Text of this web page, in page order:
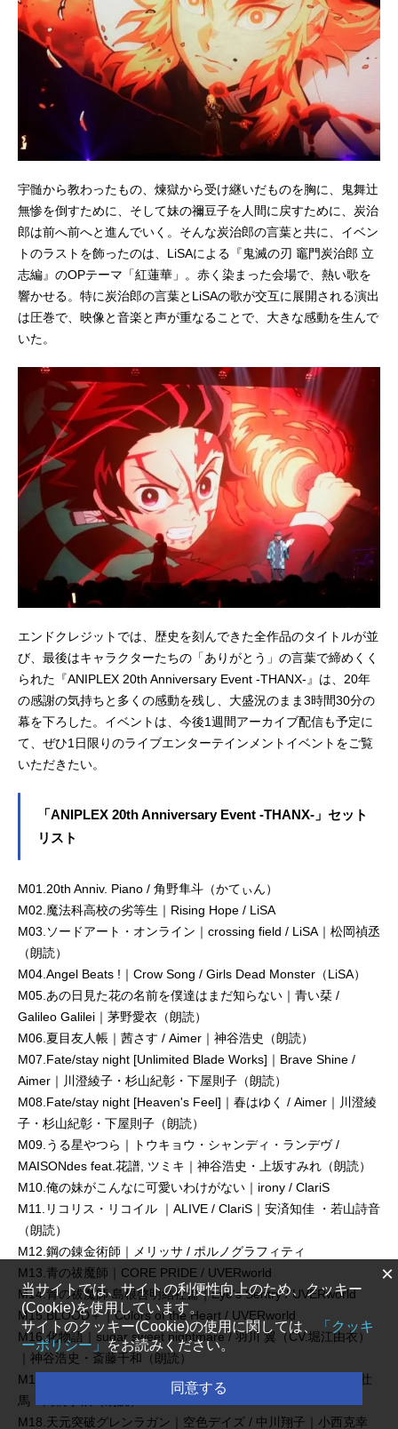
宇髄から教わったもの、煉獄から受け継いだものを胸に、鬼舞辻
無惨を倒すために、そして妹の禰豆子を人間に戻すために、炭治
郎は前へ前へと進んでいく。そんな炭治郎の言葉と共に、イベン
トのラストを飾ったのは、LiSAによる『鬼滅の刃 竈門炭治郎 立
志編』のOPテーマ「紅蓮華」。赤く染まった会場で、熱い歌を
響かせる。特に炭治郎の言葉とLiSAの歌が交互に展開される演出
は圧巻で、映像と音楽と声が重なることで、大きな感動を生んで
いた。
エンドクレジットでは、歴史を刻んできた全作品のタイトルが並
び、最後はキャラクターたちの「ありがとう」の言葉で締めくく
られた『ANIPLEX 20th Anniversary Event -THANX-』は、20年
の感謝の気持ちと多くの感動を残し、大盛況のまま3時間30分の
幕を下ろした。イベントは、今後1週間アーカイブ配信も予定に
て、ぜひ1日限りのライブエンターテインメントイベントをご覧
いただきたい。
「ANIPLEX 20th Anniversary Event -THANX-」セット
リスト
M01.20th Anniv. Piano / 角野隼斗（かてぃん）
M02.魔法科高校の劣等生｜Rising Hope / LiSA
M03.ソードアート・オンライン｜crossing field / LiSA｜松岡禎丞
（朗読）
M04.Angel Beats !｜Crow Song / Girls Dead Monster（LiSA）
M05.あの日見た花の名前を僕達はまだ知らない｜青い栞 /
Galileo Galilei｜茅野愛衣（朗読）
M06.夏目友人帳｜茜さす / Aimer｜神谷浩史（朗読）
M07.Fate/stay night [Unlimited Blade Works]｜Brave Shine /
Aimer｜川澄綾子・杉山紀彰・下屋則子（朗読）
M08.Fate/stay night [Heaven's Feel]｜春はゆく / Aimer｜川澄綾
子・杉山紀彰・下屋則子（朗読）
M09.うる星やつら｜トウキョウ・シャンディ・ランデヴ /
MAISONdes feat.花譜, ツミキ｜神谷浩史・上坂すみれ（朗読）
M10.俺の妹がこんなに可愛いわけがない｜irony / ClariS
M11.リコリス・リコイル ｜ALIVE / ClariS｜安済知佳 ・若山詩音
（朗読）
M12.鋼の錬金術師｜メリッサ / ポルノグラフィティ
M13.青の祓魔師｜CORE PRIDE / UVERworld
M14.青の祓魔師 島根啓明結社篇｜Eye's Sentry / UVERworld
M15.BLOOD＋｜Colors of the Heart / UVERworld
M16.化物語｜sugar sweet nightmare / 羽川 翼（CV.堀江由衣）
｜神谷浩史・斎藤千和（朗読）
M17.るろうに剣心 －明治剣客浪漫譚－｜切っ先 / Reol｜斉藤壮
馬・高橋李依（朗読）
M18.天元突破グレンラガン｜空色デイズ / 中川翔子｜小西克幸
×
当サイトでは、サイトの利便性向上のため、クッキー
(Cookie)を使用しています。
サイトのクッキー(Cookie)の使用に関しては、
「クッキ
ーポリシー」をお読みください。
同意する